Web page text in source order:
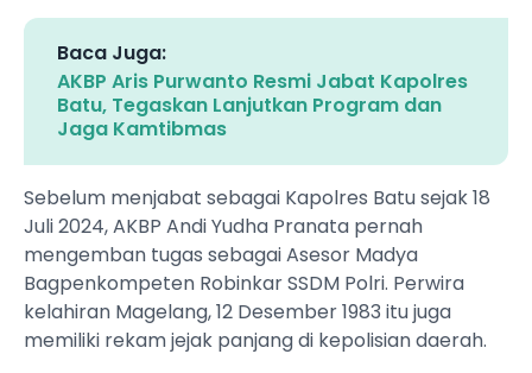
Baca Juga:
AKBP Aris Purwanto Resmi Jabat Kapolres
Batu, Tegaskan Lanjutkan Program dan
Jaga Kamtibmas
Sebelum menjabat sebagai Kapolres Batu sejak 18
Juli 2024, AKBP Andi Yudha Pranata pernah
mengemban tugas sebagai Asesor Madya
Bagpenkompeten Robinkar SSDM Polri. Perwira
kelahiran Magelang, 12 Desember 1983 itu juga
memiliki rekam jejak panjang di kepolisian daerah.